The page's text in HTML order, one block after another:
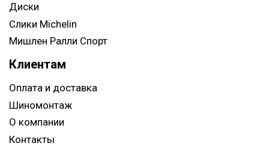
Диски
Слики Michelin
Мишлен Ралли Спорт
Клиентам
Оплата и доставка
Шиномонтаж
О компании
Контакты